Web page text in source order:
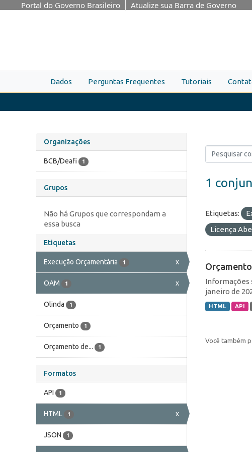
Skip to main content
Portal do Governo Brasileiro Atualize sua Barra de Governo
Dados Perguntas Frequentes Tutoriais
Organizações
BCB/Deafi 1
Grupos
Não há Grupos que correspondam a
essa busca
Etiquetas
Execução Orçamentária 1 x
OAM 1 x
Olinda 1
Orçamento 1
Orçamento de... 1
Formatos
API 1
HTML 1 x
JSON 1
1
Etiquetas:
Licença
Informações
janeiro de
HTML API
Você também